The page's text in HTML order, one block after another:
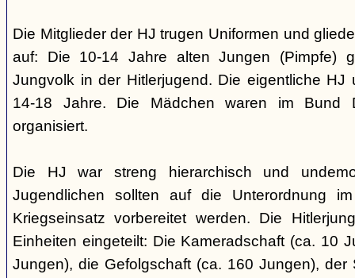
Die Mitglieder der HJ trugen Uniformen und
auf: Die 10-14 Jahre alten Jungen (Pimpfe)
Jungvolk in der Hitlerjugend. Die eigentliche HJ
14-18 Jahre. Die Mädchen waren im Bund
organisiert.
Die HJ war streng hierarchisch und
Jugendlichen sollten auf die Unterordnung
Kriegseinsatz vorbereitet werden. Die
Einheiten eingeteilt: Die Kameradschaft (ca. 10
Jungen), die Gefolgschaft (ca. 160 Jungen), der